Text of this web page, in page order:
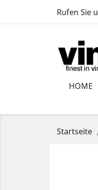
Rufen Sie
HOME
Startseite